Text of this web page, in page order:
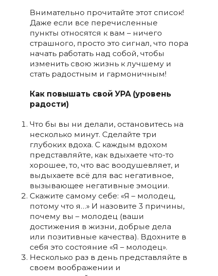
Внимательно прочитайте этот список!
Даже если все перечисленные
пункты относятся к вам – ничего
страшного, просто это сигнал, что пора
начать работать над собой, чтобы
изменить свою жизнь к лучшему и
стать радостным и гармоничным!
Как повышать свой УРА (уровень
радости)
Что бы вы ни делали, остановитесь на
несколько минут. Сделайте три
глубоких вдоха. С каждым вдохом
представляйте, как вдыхаете что-то
хорошее, то, что вас воодушевляет, и
выдыхаете всё для вас негативное,
вызывающее негативные эмоции.
Скажите самому себе: «Я – молодец,
потому что я…» И назовите 3 причины,
почему вы – молодец (ваши
достижения в жизни, добрые дела
или позитивные качества). Вдохните в
себя это состояние «Я – молодец».
Несколько раз в день представляйте в
своем воображении и